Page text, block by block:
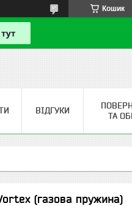
Кошик
ВІДГУКИ
ТА
(газова пружина)